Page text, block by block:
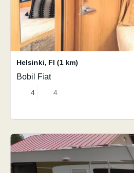
Helsinki, FI (1 km)
Bobil Fiat
4 4